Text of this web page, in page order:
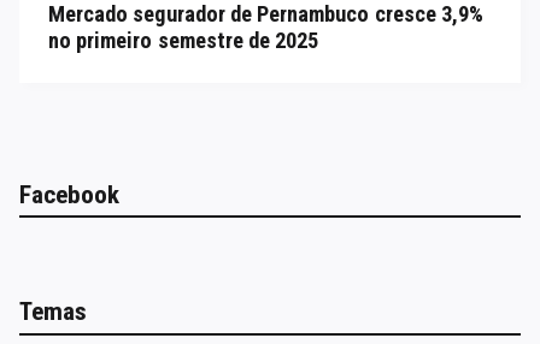
Mercado segurador de Pernambuco cresce 3,9%
no primeiro semestre de 2025
Facebook
Temas